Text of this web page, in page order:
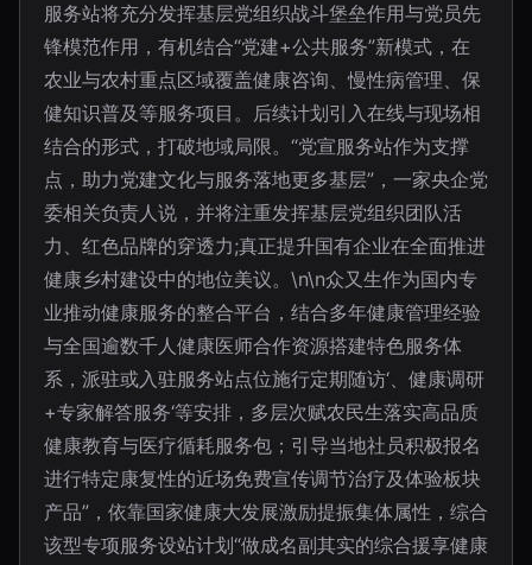
服务站将充分发挥基层党组织战斗堡垒作用与党员先
锋模范作用，有机结合“党建+公共服务”新模式，在
农业与农村重点区域覆盖健康咨询、慢性病管理、保
健知识普及等服务项目。后续计划引入在线与现场相
结合的形式，打破地域局限。“党宣服务站作为支撑
点，助力党建文化与服务落地更多基层”，一家央企党
委相关负责人说，并将注重发挥基层党组织团队活
力、红色品牌的穿透力;真正提升国有企业在全面推进
健康乡村建设中的地位美议。\n\n众又生作为国内专
业推动健康服务的整合平台，结合多年健康管理经验
与全国逾数千人健康医师合作资源搭建特色服务体
系，派驻或入驻服务站点位施行定期随访‘、健康调研
+专家解答服务‘等安排，多层次赋农民生落实高品质
健康教育与医疗循耗服务包；引导当地社员积极报名
进行特定康复性的近场免费宣传调节治疗及体验板块
产品”，依靠国家健康大发展激励提振集体属性，综合
该型专项服务设站计划“做成名副其实的综合援享健康